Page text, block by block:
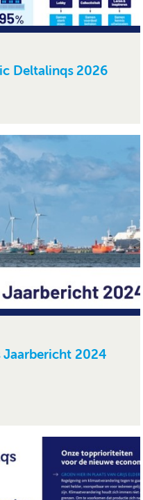
Deltalinqs 2026
Jaarbericht 2024